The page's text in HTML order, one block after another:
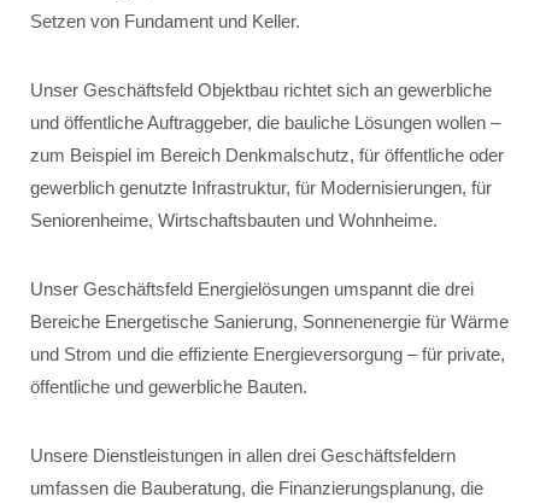
Setzen von Fundament und Keller.
Unser Geschäftsfeld Objektbau richtet sich an gewerbliche
und öffentliche Auftraggeber, die bauliche Lösungen wollen –
zum Beispiel im Bereich Denkmalschutz, für öffentliche oder
gewerblich genutzte Infrastruktur, für Modernisierungen, für
Seniorenheime, Wirtschaftsbauten und Wohnheime.
Unser Geschäftsfeld Energielösungen umspannt die drei
Bereiche Energetische Sanierung, Sonnenenergie für Wärme
und Strom und die effiziente Energieversorgung – für private,
öffentliche und gewerbliche Bauten.
Unsere Dienstleistungen in allen drei Geschäftsfeldern
umfassen die Bauberatung, die Finanzierungsplanung, die